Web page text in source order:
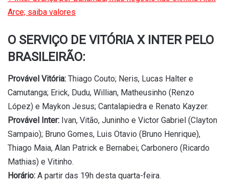
Arce; saiba valores
O SERVIÇO DE VITÓRIA X INTER PELO
BRASILEIRÃO:
Provável Vitória: Thiago Couto; Neris, Lucas Halter e
Camutanga; Erick, Dudu, Willian, Matheusinho (Renzo
López) e Maykon Jesus; Cantalapiedra e Renato Kayzer.
Provável Inter: Ivan, Vitão, Juninho e Victor Gabriel (Clayton
Sampaio); Bruno Gomes, Luis Otavio (Bruno Henrique),
Thiago Maia, Alan Patrick e Bernabei; Carbonero (Ricardo
Mathias) e Vitinho.
Horário: A partir das 19h desta quarta-feira.